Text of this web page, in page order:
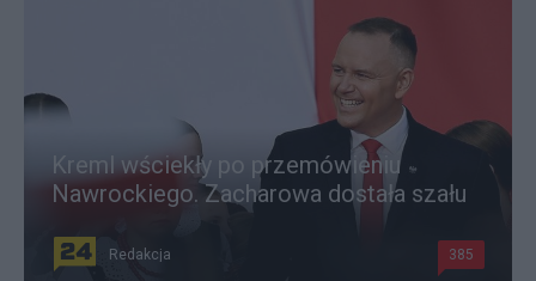
Kreml wściekły po przemówieniu
Nawrockiego. Zacharowa dostała szału
Redakcja 385